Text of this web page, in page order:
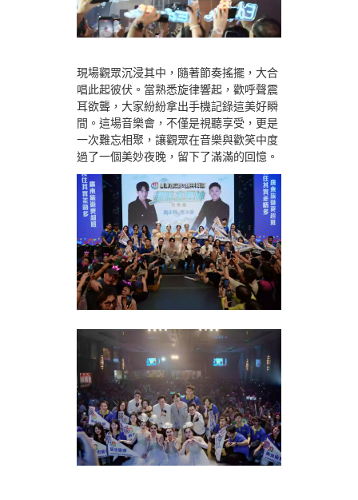
現場觀眾沉浸其中，隨著節奏搖擺，大合
唱此起彼伏。當熟悉旋律響起，歡呼聲震
耳欲聾，大家紛紛拿出手機記錄這美好瞬
間。這場音樂會，不僅是視聽享受，更是
一次難忘相聚，讓觀眾在音樂與歡笑中度
過了一個美妙夜晚，留下了滿滿的回憶。